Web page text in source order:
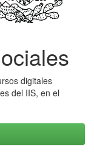
digitales
del IIS, en el